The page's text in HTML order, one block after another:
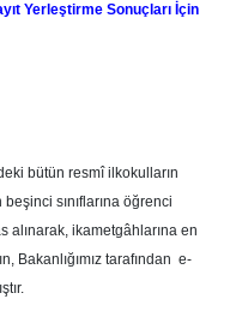
Yerleştirme Sonuçları İçin
bütün resmî ilkokulların
sınıflarına öğrenci
alınarak, ikametgâhlarına en
Bakanlığımız tarafından e-